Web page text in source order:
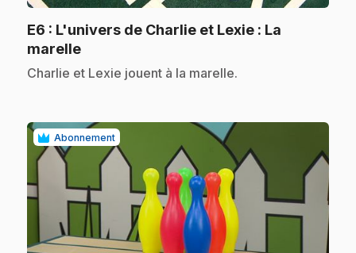
E6 : L'univers de Charlie et Lexie : La
marelle.
.Charlie et Lexie jouent à la marelle.
Abonnement